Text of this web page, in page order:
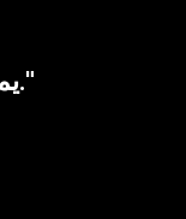
"يمكن لأي شخص أن يفعل ذلك."